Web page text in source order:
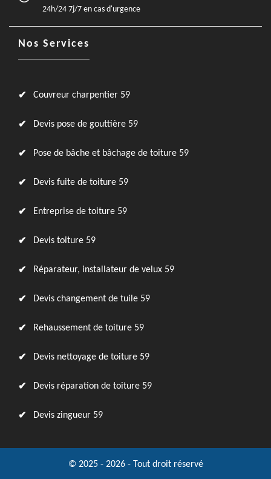
24h/24 7j/7 en cas d'urgence
Nos Services
Couvreur charpentier 59
Devis pose de gouttière 59
Pose de bâche et bâchage de toiture 59
Devis fuite de toiture 59
Entreprise de toiture 59
Devis toiture 59
Réparateur, installateur de velux 59
Devis changement de tuile 59
Rehaussement de toiture 59
Devis nettoyage de toiture 59
Devis réparation de toiture 59
Devis zingueur 59
© 2025 - 2026 - Tout droit réservé